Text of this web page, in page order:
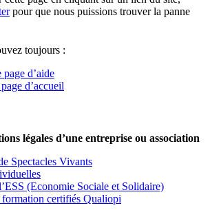
pour que nous puissions trouver la panne
toujours :
d’aide
d’accueil
légales d’une entreprise ou association
Spectacles Vivants
(Economie Sociale et Solidaire)
formation certifiés Qualiopi